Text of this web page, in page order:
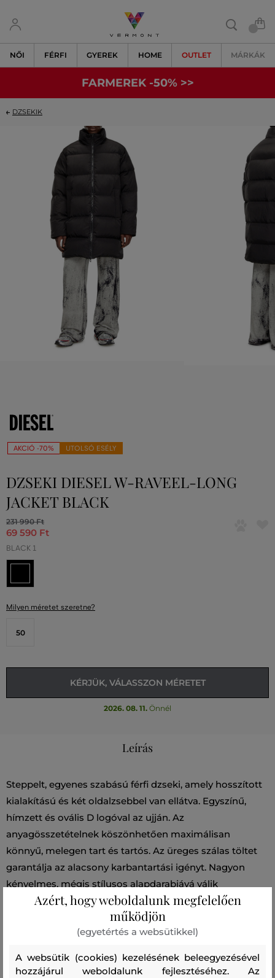
NŐI FÉRFI GYEREK HOME OUTLET MÁRKÁK
FARMEREK -50% >>
DZSEKIK
AKCIÓ -70% UTOLSÓ ESÉLY
DZSEKI DIESEL W-RAVEEL-LONG
JACKET BLACK
231 990 Ft
69 590 Ft
BLACK 1
Milyen méretet szeretne?
50
KÉRJÜK, VÁLASSZON MÉRETET
2026. 08. 11. Önnél
Leírás
Steppelt, egyenes szabású férfi dzseki, amely hosszított
kialakítású és két oldalzsebbel van ellátva. Egyszínű,
hímzett és ovális D logóval az ujján. Az
anyagösszetételnek köszönhetően maximálisan
könnyű, melegen tart és tartós. Az üreges szálas töltet
garantálja az alacsony karbantartási igényt. Nagyon
kényelmes, mégis stílusos alapdarabjává válik
szabadidős öltözékének.
Termék kódja
A14402_0GHBZ-624-DA-9XX-50
Azért, hogy weboldalunk megfelelően
működjön
(egyetértés a websütikkel)
A websütik (cookies) kezelésének beleegyezésével
hozzájárul weboldalunk fejlesztéséhez. Az